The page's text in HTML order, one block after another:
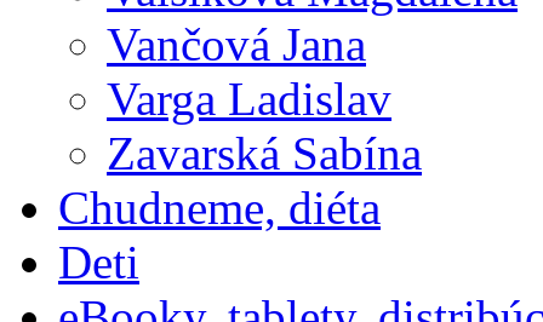
Vančová Jana
Varga Ladislav
Zavarská Sabína
Chudneme, diéta
Deti